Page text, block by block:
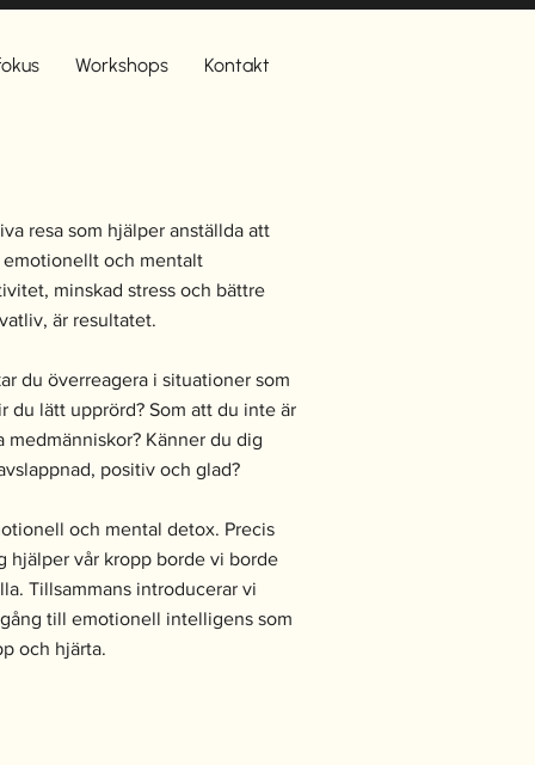
Workshops Kontakt
resa som hjälper anställda att
och mentalt
minskad stress och bättre
är resultatet.
du överreagera i situationer som
du lätt upprörd? Som att du inte är
Känner du dig
positiv och glad?
och mental detox. Precis
hjälper vår kropp borde vi borde
Tillsammans introducerar vi
till emotionell intelligens som
och hjärta.